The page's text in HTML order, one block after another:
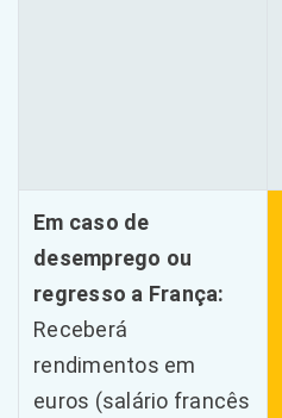
Em caso de
desemprego ou
regresso a França:
Receberá
rendimentos em
euros (salário francês